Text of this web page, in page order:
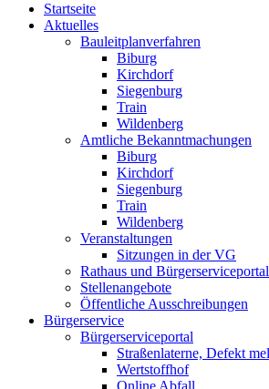
Startseite
Aktuelles
Bauleitplanverfahren
Biburg
Kirchdorf
Siegenburg
Train
Wildenberg
Amtliche Bekanntmachungen
Biburg
Kirchdorf
Siegenburg
Train
Wildenberg
Veranstaltungen
Sitzungen in der VG
Rathaus und Bürgerserviceportal
Stellenangebote
Öffentliche Ausschreibungen
Bürgerservice
Bürgerserviceportal
Straßenlaterne, Defekt
Wertstoffhof
Online Abfall